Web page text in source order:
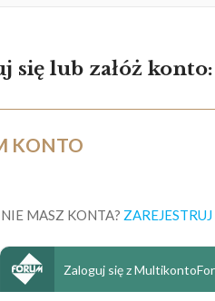
się lub załóż konto:
KONTO